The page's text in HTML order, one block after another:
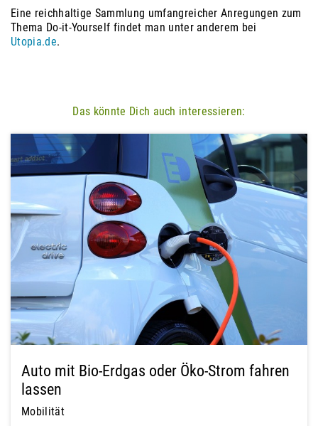
Eine reichhaltige Sammlung umfangreicher Anregungen zum
Thema Do-it-Yourself findet man unter anderem bei
Utopia.de.
Das könnte Dich auch interessieren:
Auto mit Bio-Erdgas oder Öko-Strom fahren
lassen
Mobilität